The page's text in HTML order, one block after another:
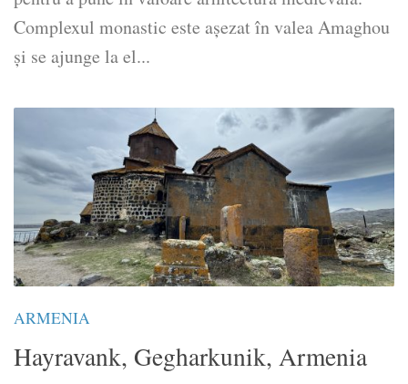
Complexul monastic este așezat în valea Amaghou
și se ajunge la el...
ARMENIA
Hayravank, Gegharkunik, Armenia